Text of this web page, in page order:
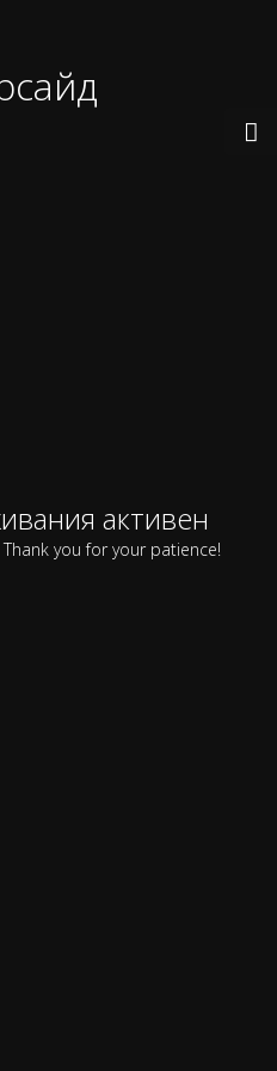
активен
you for your patience!